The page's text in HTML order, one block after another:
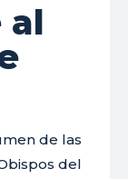
al
de las
del